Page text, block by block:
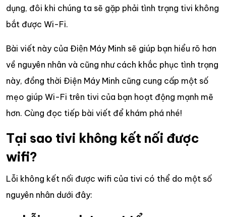
dụng, đôi khi chúng ta sẽ gặp phải tình trạng tivi không
bắt được Wi-Fi.
Bài viết này của Điện Máy Minh sẽ giúp bạn hiểu rõ hơn
về nguyên nhân và cũng như cách khắc phục tình trạng
này, đồng thời Điện Máy Minh cũng cung cấp một số
mẹo giúp Wi-Fi trên tivi của bạn hoạt động mạnh mẽ
hơn. Cùng đọc tiếp bài viết để khám phá nhé!
Tại sao tivi không kết nối được
wifi?
Lỗi không kết nối được wifi của tivi có thể do một số
nguyên nhân dưới đây: